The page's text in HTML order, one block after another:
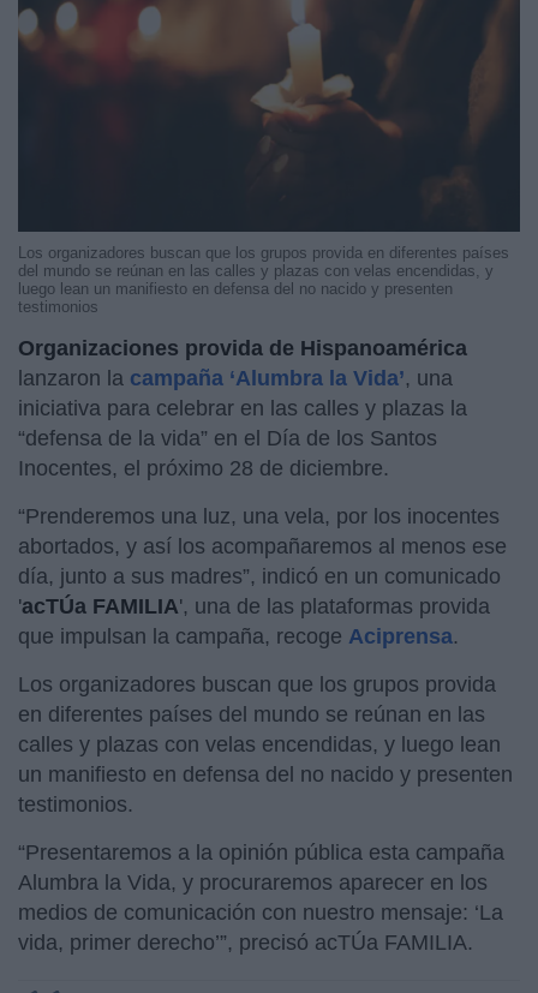
Los organizadores buscan que los grupos provida en diferentes países
del mundo se reúnan en las calles y plazas con velas encendidas, y
luego lean un manifiesto en defensa del no nacido y presenten
testimonios
Organizaciones provida de Hispanoamérica
lanzaron la campaña ‘Alumbra la Vida’, una
iniciativa para celebrar en las calles y plazas la
“defensa de la vida” en el Día de los Santos
Inocentes, el próximo 28 de diciembre.
“Prenderemos una luz, una vela, por los inocentes
abortados, y así los acompañaremos al menos ese
día, junto a sus madres”, indicó en un comunicado
'acTÚa FAMILIA', una de las plataformas provida
que impulsan la campaña, recoge Aciprensa.
Los organizadores buscan que los grupos provida
en diferentes países del mundo se reúnan en las
calles y plazas con velas encendidas, y luego lean
un manifiesto en defensa del no nacido y presenten
testimonios.
“Presentaremos a la opinión pública esta campaña
Alumbra la Vida, y procuraremos aparecer en los
medios de comunicación con nuestro mensaje: ‘La
vida, primer derecho’”, precisó acTÚa FAMILIA.